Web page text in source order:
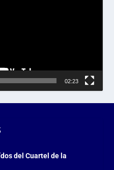
02:23
del Cuartel de la